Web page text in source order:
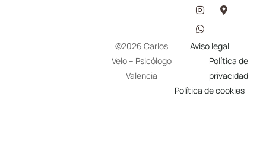
©2026 Carlos
Velo – Psicólogo
Valencia
Aviso legal
Política de
privacidad
Política de cookies